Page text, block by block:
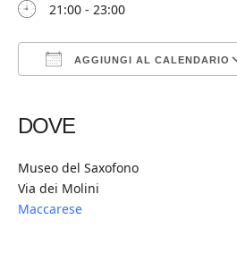
21:00 - 23:00
AGGIUNGI AL CALENDARIO
DOVE
Museo del Saxofono
Via dei Molini
Maccarese